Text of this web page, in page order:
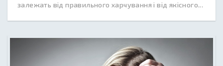
залежать від правильного харчування і від якісного...